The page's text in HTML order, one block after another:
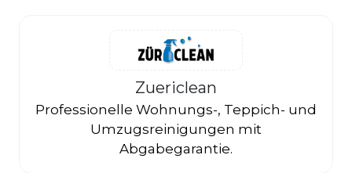
Zuericlean
Professionelle Wohnungs-, Teppich- und
Umzugsreinigungen mit
Abgabegarantie.